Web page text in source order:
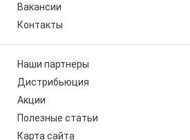
Вакансии
Контакты
Наши партнеры
Дистрибьюция
Акции
Полезные статьи
Карта сайта